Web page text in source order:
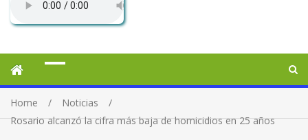
Home
Noticias
Rosario alcanzó la cifra más baja de homicidios en 25 años